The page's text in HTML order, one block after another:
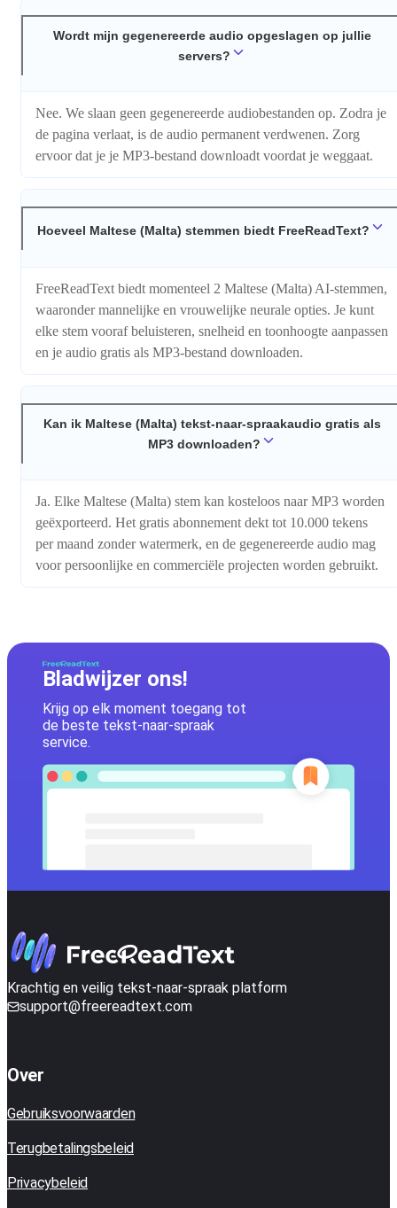
Wordt mijn gegenereerde audio opgeslagen op jullie
servers?
Nee. We slaan geen gegenereerde audiobestanden op. Zodra je
de pagina verlaat, is de audio permanent verdwenen. Zorg
ervoor dat je je MP3-bestand downloadt voordat je weggaat.
Hoeveel Maltese (Malta) stemmen biedt FreeReadText?
FreeReadText biedt momenteel 2 Maltese (Malta) AI-stemmen,
waaronder mannelijke en vrouwelijke neurale opties. Je kunt
elke stem vooraf beluisteren, snelheid en toonhoogte aanpassen
en je audio gratis als MP3-bestand downloaden.
Kan ik Maltese (Malta) tekst-naar-spraakaudio gratis als
MP3 downloaden?
Ja. Elke Maltese (Malta) stem kan kosteloos naar MP3 worden
geëxporteerd. Het gratis abonnement dekt tot 10.000 tekens
per maand zonder watermerk, en de gegenereerde audio mag
voor persoonlijke en commerciële projecten worden gebruikt.
Bladwijzer ons!
Krijg op elk moment toegang tot
de beste tekst-naar-spraak
service.
Krachtig en veilig tekst-naar-spraak platform
support@freereadtext.com
Over
Gebruiksvoorwaarden
Terugbetalingsbeleid
Privacybeleid